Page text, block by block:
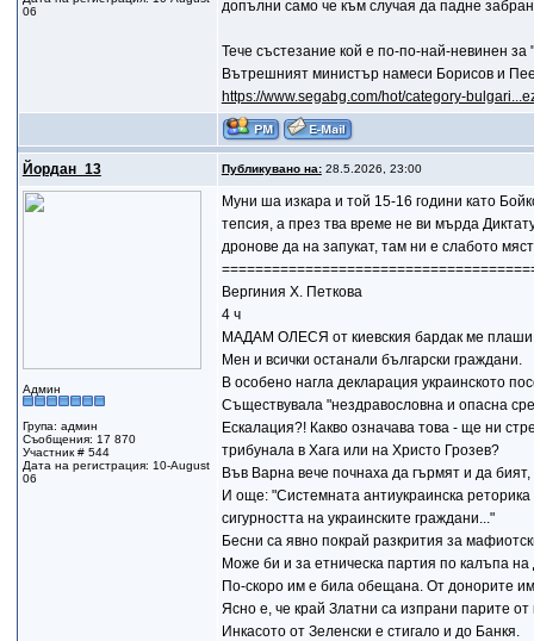
06
допълни само че към случая да падне
Тече състезание кой е по-по-най-невинен за
Вътрешният министър намеси Борисов и
https://www.segabg.com/hot/category-
Йордан_13 Публикувано на:28.5.2026, 23:00
Админ
Група: админ
Съобщения: 17 870
Участник # 544
Дата на регистрация: 10-August
06
Муни ша изкара и той 15-16 години като
тепсия, а през тва време не ви мърда
дронове да на запукат, там ни е слабото
Вергиния Х. Петкова
4 ч
МАДАМ ОЛЕСЯ от киевския бардак ме
Мен и всички останали български граждани.
В особено нагла декларация украинското
Съществувала "нездравословна и опасна
Ескалация?! Какво означава това - ще ни
трибунала в Хага или на Христо Грозев?
Във Варна вече почнаха да гърмят и да
И още: "Системната антиукраинска
сигурността на украинските граждани..."
Бесни са явно покрай разкрития за
Може би и за етническа партия по калъпа
По-скоро им е била обещана. От донорите
Ясно е, че край Златни са изпрани парите
Инкасото от Зеленски е стигало и до Банкя.